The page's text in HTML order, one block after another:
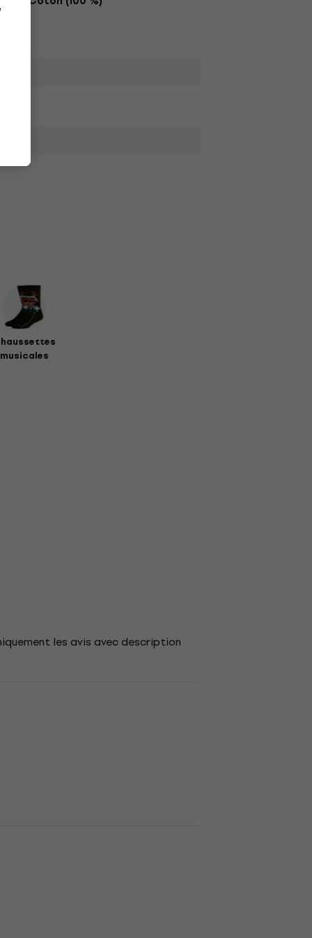
musicales
les avis avec description